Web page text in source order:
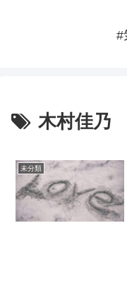
#
木村佳乃
未分類